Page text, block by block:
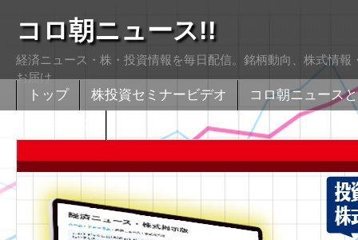
コロ朝ニュース!!
経済ニュース・株・投資情報を毎日配信。銘柄動向、株式情
お届け
トップ 株投資セミナービデオ
コロ朝ニュース